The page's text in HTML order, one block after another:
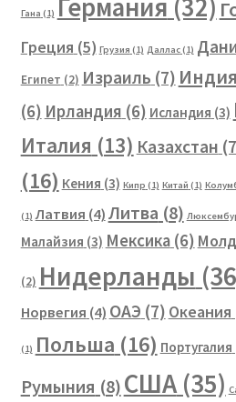
Гана (1) Германия (32)
Греция (5) Грузия (1) Даллас(1)
Египет (2) Израиль (7) Индия
(6) Ирландия (6) Исландия (3)
Италия (13) Казахстан
(16) Кения (3) Кипр (1) Китай (1)
(1) Латвия (4)Литва (8)
Малайзия (3) Мексика(6)
(2) Нидерланды
Норвегия (4) ОАЭ (7) Океания
(1) Польша (16) Португалия
Румыния (8)США(35)